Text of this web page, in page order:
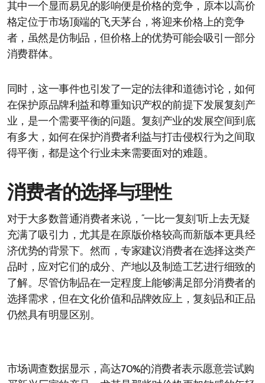
其中一个显而易见的影响便是价格的竞争，原本以高价
格定位于市场顶端的飞天茅台，将迎来价格上的竞争
者，虽然是仿制品，但价格上的优势可能会吸引一部分
消费群体。
同时，这一事件也引发了一定的法律和道德讨论，如何
在保护原品牌利益和尊重知识产权的前提下发展复刻产
业，是一个需要平衡的问题。复刻产业的发展空间到底
有多大，如何在保护消费者利益与打击侵权行为之间取
得平衡，都是这个行业未来需要面对的难题。
消费者的选择与理性
对于大多数普通消费者来说，“一比一复刻”听上去无疑
充满了吸引力，尤其是在原版价格较高而新版本更具经
济优势的背景下。然而，专家建议消费者在选择这类产
品时，应对它们的成分、产地以及制造工艺进行细致的
了解。尽管仿制品在一定程度上能够满足部分消费者的
选择需求，但在文化价值和品牌效应上，复刻品和正品
仍然具有明显区别。
市场调查数据显示，高达70%的消费者表示愿意尝试购